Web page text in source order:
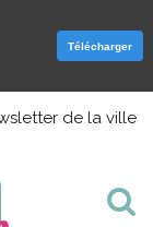
de la ville
Télécharger